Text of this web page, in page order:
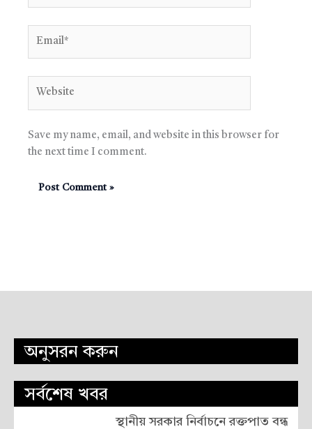
Save my name, email, and website in this browser for
the next time I comment.
অনুসরন করুন
সর্বশেষ খবর
স্থানীয় সরকার নির্বাচনে রক্তপাত বন্ধ